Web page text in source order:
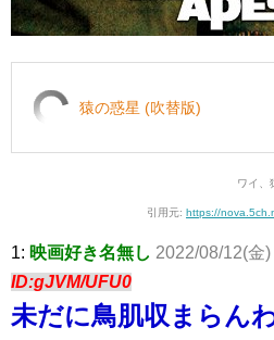
猿の惑星 (吹替版)
ワイ、
引用元: https://
1: 映画好き名無し 2022/08/12(金
ID:gJVM/UFU0
未だに鳥肌収まらん